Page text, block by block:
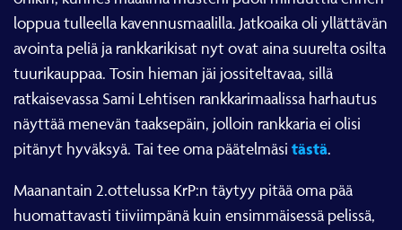
loppua tulleella kavennusmaalilla. Jatkoaika oli yllättävän
avointa peliä ja rankkarikisat nyt ovat aina suurelta osilta
tuurikauppaa. Tosin hieman jäi jossiteltavaa, sillä
ratkaisevassa Sami Lehtisen rankkarimaalissa harhautus
näyttää menevän taaksepäin, jolloin rankkaria ei olisi
pitänyt hyväksyä. Tai tee oma päätelmäsi tästä.
Maanantain 2.ottelussa KrP:n täytyy pitää oma pää
huomattavasti tiiviimpänä kuin ensimmäisessä pelissä,